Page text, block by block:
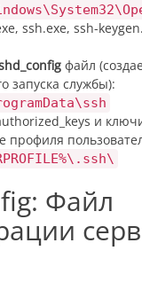
ssh.exe, ssh-
файл
запуска службы):
и
профиля
Файл